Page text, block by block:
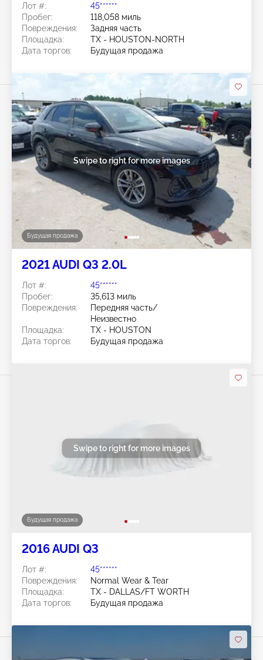
Лот #:
45******
Пробег:
118,058 миль
Повреждения:
Задняя часть
Площадка:
TX - HOUSTON-NORTH
Дата торгов:
Будущая продажа
Будущая продажа
Swipe to right for more images
2021 AUDI Q3 2.0L
Лот #:
45******
Пробег:
35,613 миль
Повреждения:
Передняя часть/
Неизвестно
Площадка:
TX - HOUSTON
Дата торгов:
Будущая продажа
Будущая продажа
Swipe to right for more images
2016 AUDI Q3
Лот #:
45******
Повреждения:
Normal Wear & Tear
Площадка:
TX - DALLAS/FT WORTH
Дата торгов:
Будущая продажа